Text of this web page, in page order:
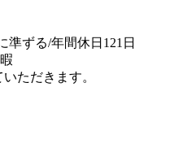
準ずる/年間休日121日
ただきます。